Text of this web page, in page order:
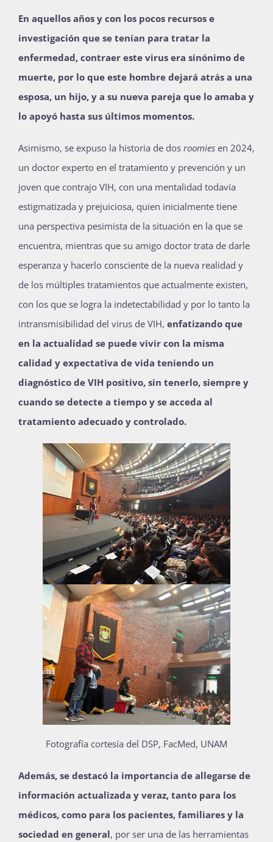
En aquellos años y con los pocos recursos e
investigación que se tenían para tratar la
enfermedad, contraer este virus era sinónimo de
muerte, por lo que este hombre dejará atrás a una
esposa, un hijo, y a su nueva pareja que lo amaba y
lo apoyó hasta sus últimos momentos.
Asimismo, se expuso la historia de dos roomies en 2024,
un doctor experto en el tratamiento y prevención y un
joven que contrajo VIH, con una mentalidad todavía
estigmatizada y prejuiciosa, quien inicialmente tiene
una perspectiva pesimista de la situación en la que se
encuentra, mientras que su amigo doctor trata de darle
esperanza y hacerlo consciente de la nueva realidad y
de los múltiples tratamientos que actualmente existen,
con los que se logra la indetectabilidad y por lo tanto la
intransmisibilidad del virus de VIH, enfatizando que
en la actualidad se puede vivir con la misma
calidad y expectativa de vida teniendo un
diagnóstico de VIH positivo, sin tenerlo, siempre y
cuando se detecte a tiempo y se acceda al
tratamiento adecuado y controlado.
Fotografía cortesía del DSP, FacMed, UNAM
Además, se destacó la importancia de allegarse de
información actualizada y veraz, tanto para los
médicos, como para los pacientes, familiares y la
sociedad en general, por ser una de las herramientas